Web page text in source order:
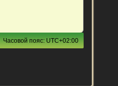
Часовой пояс:UTC+02:00